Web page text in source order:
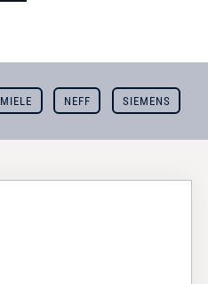
MIELE NEFF SIEMENS